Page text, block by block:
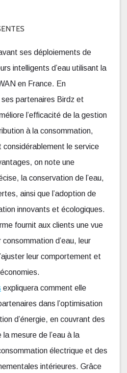
ses déploiements de
intelligents d’eau utilisant la
en France. En
partenaires Birdz et
l’efficacité de la gestion
à la consommation,
considérablement le service
on note une
la conservation de l’eau,
ainsi que l’adoption de
innovants et écologiques.
fournit aux clients une vue
consommation d’eau, leur
leur comportement et
expliquera comment elle
dans l’optimisation
d’énergie, en couvrant des
mesure de l’eau à la
électrique et des
intérieures. Grâce